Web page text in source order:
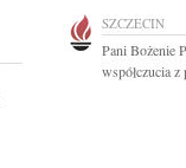
SZCZECIN
Pani Bożenie
współczucia